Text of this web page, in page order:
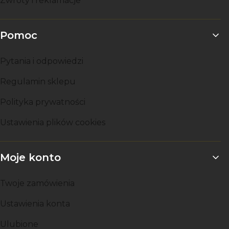
Pomoc
Pytania i odpowiedzi
Regulamin sklepu
Polityka prywatności
Ustawienia plików cookies
Moje konto
Twoje zamówienia
Ustawienia konta
Ulubione